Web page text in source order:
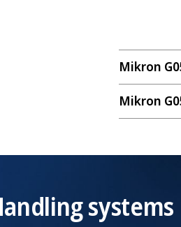
Mikron
Mikron
systems